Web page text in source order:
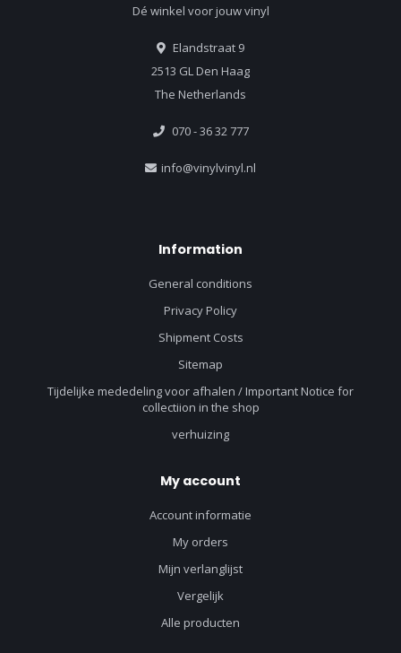
Dé winkel voor jouw vinyl
Elandstraat 9
2513 GL Den Haag
The Netherlands
070 - 36 32 777
info@vinylvinyl.nl
Information
General conditions
Privacy Policy
Shipment Costs
Sitemap
Tijdelijke mededeling voor afhalen / Important Notice for
collectiion in the shop
verhuizing
My account
Account informatie
My orders
Mijn verlanglijst
Vergelijk
Alle producten